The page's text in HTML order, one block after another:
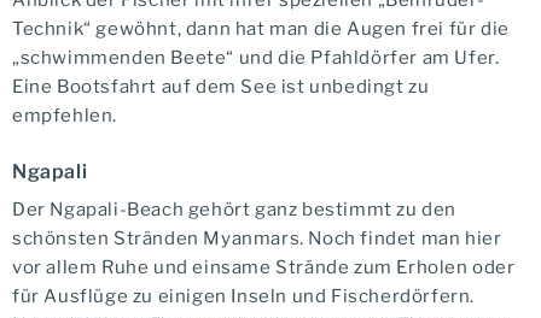
Technik“ gewöhnt, dann hat man die Augen frei für die
„schwimmenden Beete“ und die Pfahldörfer am Ufer.
Eine Bootsfahrt auf dem See ist unbedingt zu
empfehlen.
Ngapali
Der Ngapali-Beach gehört ganz bestimmt zu den
schönsten Stränden Myanmars. Noch findet man hier
vor allem Ruhe und einsame Strände zum Erholen oder
für Ausflüge zu einigen Inseln und Fischerdörfern.